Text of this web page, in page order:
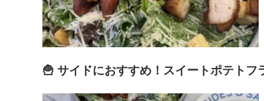
🍟 サイドにおすすめ！スイートポテトフ